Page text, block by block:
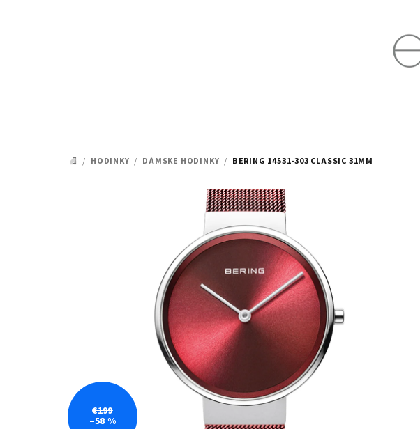
DOMOV
/ HODINKY / DÁMSKE HODINKY / BERING 14531-303 CLASSIC 31MM
€199
–58 %